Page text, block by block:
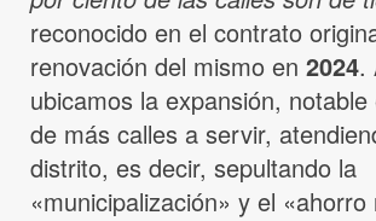
reconocido en el contrato
renovación del mismo en 2024.
ubicamos la expansión,
de más calles a servir,
distrito, es decir, sepultando la
«municipalización» y el «ahorro